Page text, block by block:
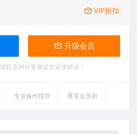
VIP折扣
升级会员
联系网站客服提交链接错误！
专业操作指导 尊享会员折